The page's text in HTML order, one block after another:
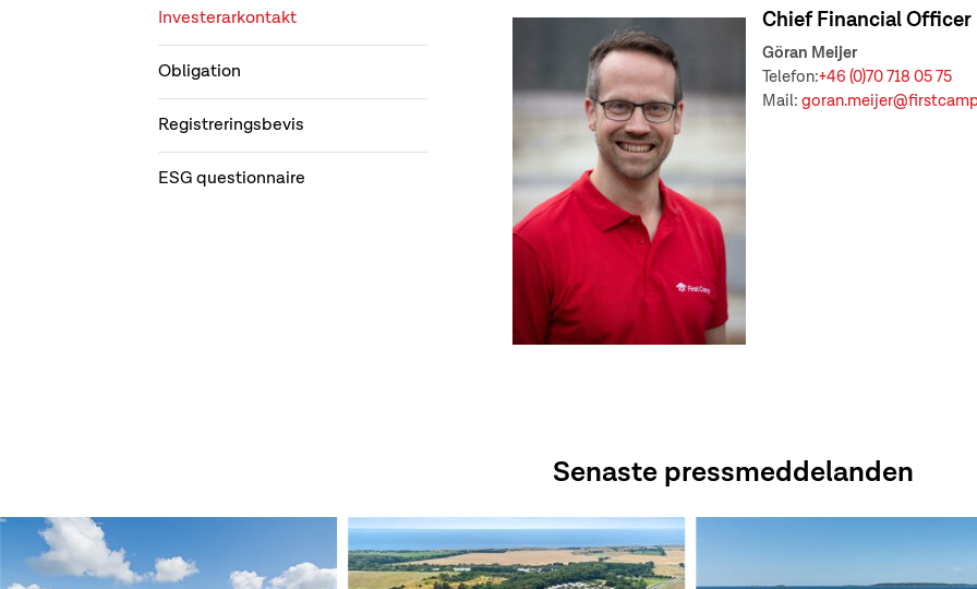
Investerarkontakt
Obligation
Registreringsbevis
ESG questionnaire
Chief Financial Officer
Göran Meijer
Telefon:+46 (0)70 718 05 75
Mail:
Senaste pressmeddelanden